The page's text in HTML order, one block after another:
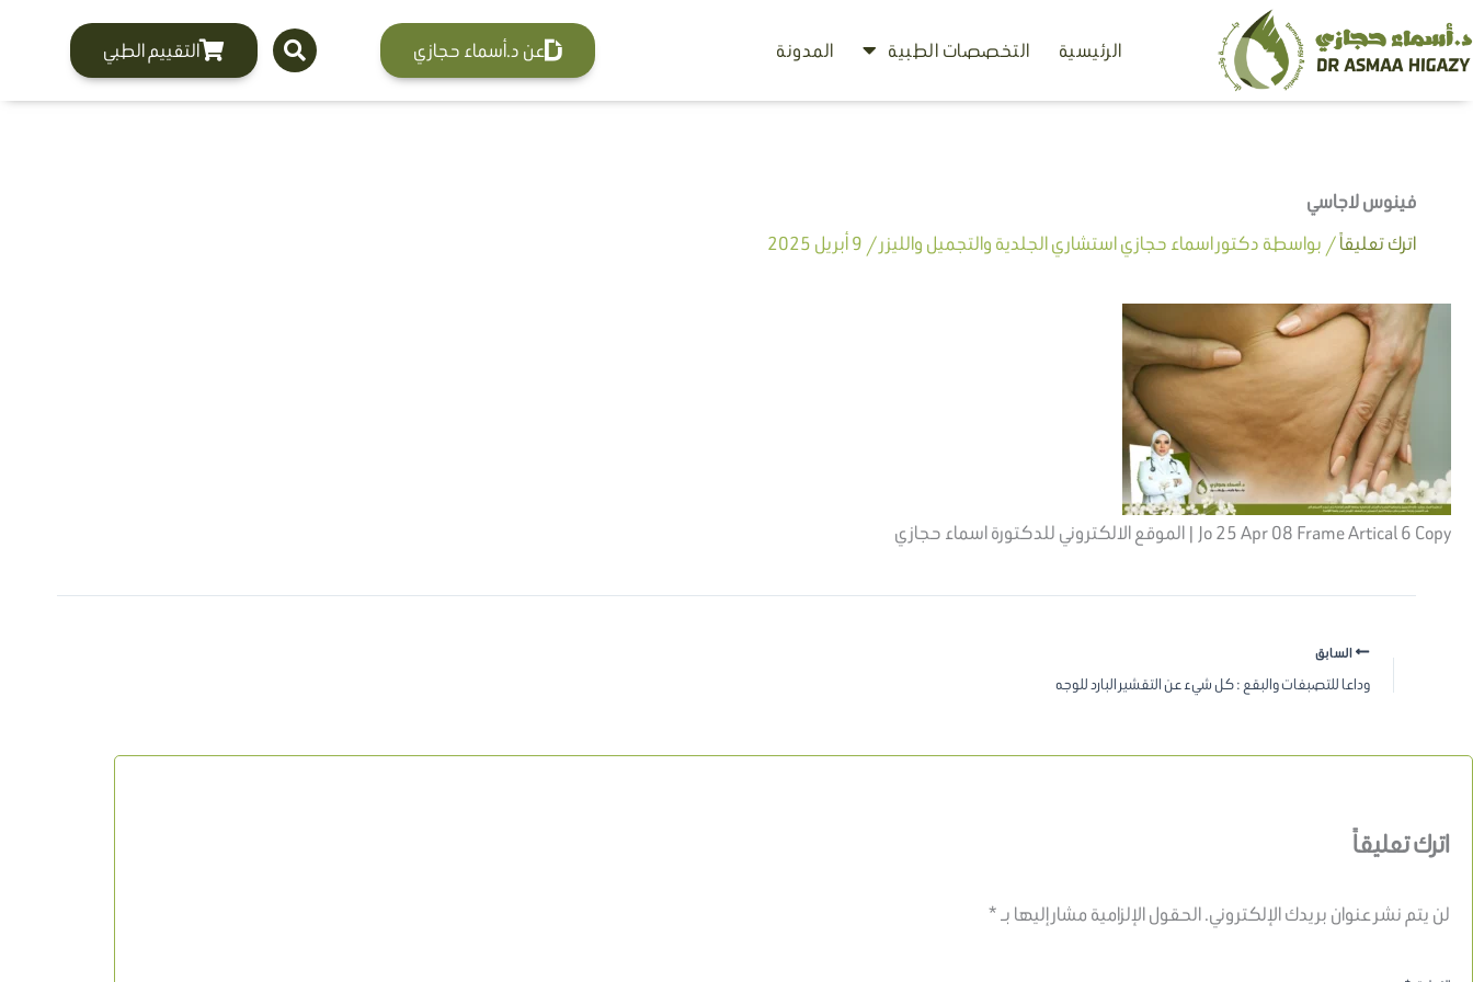
تخطي
إلى
الرئيسية التخصصات الطبية المدونة عن د.أسماء حجازي التقييم الطبي
فينوس لاجاسي
اترك تعليقاً/ بواسطة دكتور اسماء حجازي استشاري الجلدية والتجميل والليزر/ 9 أبريل 2025
Jo 25 Apr 08 Frame Artical 6 Copy | الموقع الالكتروني للدكتورة اسماء حجازي
السابق
وداعا للتصبغات والبقع : كل شيء عن التقشير البارد للوجه
اترك تعليقاً
لن يتم نشر عنوان بريدك الإلكتروني.الحقول الإلزامية مشار إليها بـ*